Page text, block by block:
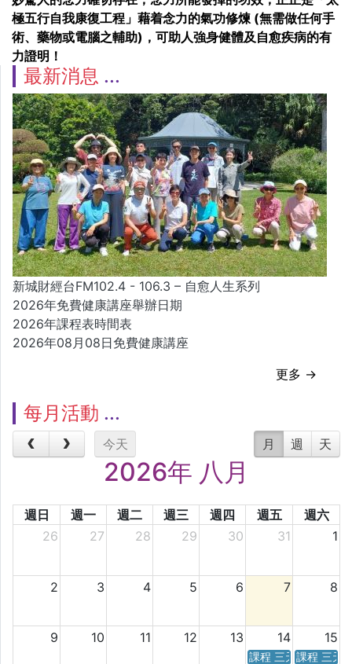
極五行自我康復工程」藉着念力的氣功修煉 (無需做任何手
術、藥物或電腦之輔助)，可助人強身健體及自愈疾病的有
力證明！
最新消息
新城財經台FM102.4 - 106.3 – 自愈人生系列
2026年免費健康講座舉辦日期
2026年課程表時間表
2026年08月08日免費健康講座
更多 →
每月活動
今天 月 週 天
2026年 八月
週日 週一 週二 週三 週四 週五
週六
26
27 28 29 30 31 1
2 3 4 5 6 7 8
9 10 11 12 13 14 15
課程 三天／六天 時
課程 三天